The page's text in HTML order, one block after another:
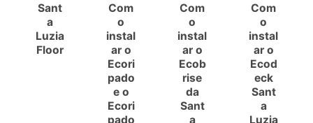
Sant
a
Luzia
Floor
Com
o
instal
ar o
Ecori
pado
e o
Ecori
pado
Com
o
instal
ar o
Ecob
rise
da
Sant
a
Com
o
instal
ar o
Ecod
eck
Sant
a
Luzia